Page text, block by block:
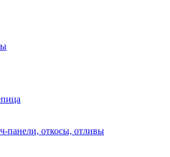
панели, откосы, отливы